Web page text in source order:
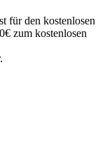
für den kostenlosen
zum kostenlosen